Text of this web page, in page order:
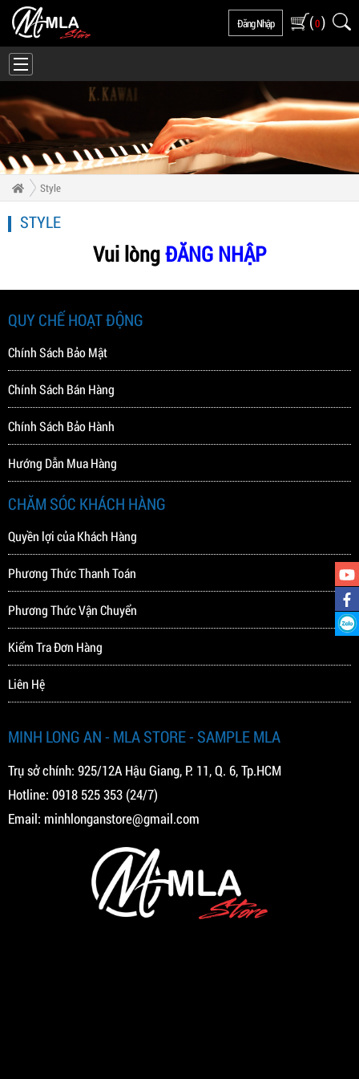
Đăng Nhập (0)
Style
STYLE
Vui lòngĐĂNG NHẬP
QUY CHẾ HOẠT ĐỘNG
Chính Sách Bảo Mật
Chính Sách Bán Hàng
Chính Sách Bảo Hành
Hướng Dẫn Mua Hàng
CHĂM SÓC KHÁCH HÀNG
Quyền lợi của Khách Hàng
Phương Thức Thanh Toán
Phương Thức Vận Chuyển
Kiểm Tra Đơn Hàng
Liên Hệ
MINH LONG AN - MLA STORE - SAMPLE MLA
Trụ sở chính: 925/12A Hậu Giang, P. 11, Q. 6, Tp.HCM
Hotline: 0918 525 353 (24/7)
Email: minhlonganstore@gmail.com